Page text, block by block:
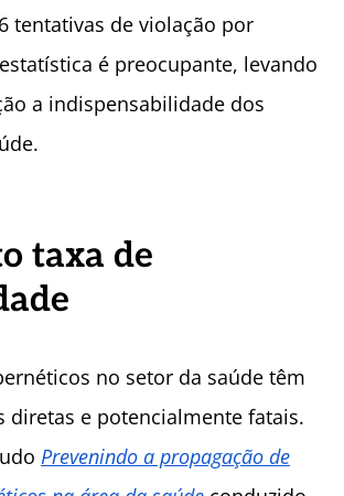
tentativas de violação por
é preocupante, levando
a indispensabilidade dos
taxa de
no setor da saúde têm
diretas e potencialmente fatais.
Prevenindo a propagação de